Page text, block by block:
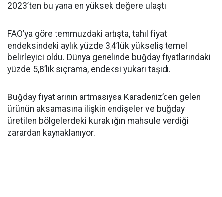
2023’ten bu yana en yüksek değere ulaştı.
FAO’ya göre temmuzdaki artışta, tahıl fiyat
endeksindeki aylık yüzde 3,4’lük yükseliş temel
belirleyici oldu. Dünya genelinde buğday fiyatlarındaki
yüzde 5,8’lik sıçrama, endeksi yukarı taşıdı.
Buğday fiyatlarının artmasıysa Karadeniz’den gelen
ürünün aksamasına ilişkin endişeler ve buğday
üretilen bölgelerdeki kuraklığın mahsule verdiği
zarardan kaynaklanıyor.